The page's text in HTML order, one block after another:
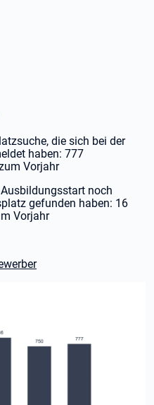
die sich bei der
haben: 777
Vorjahr
noch
gefunden haben: 16
Vorjahr